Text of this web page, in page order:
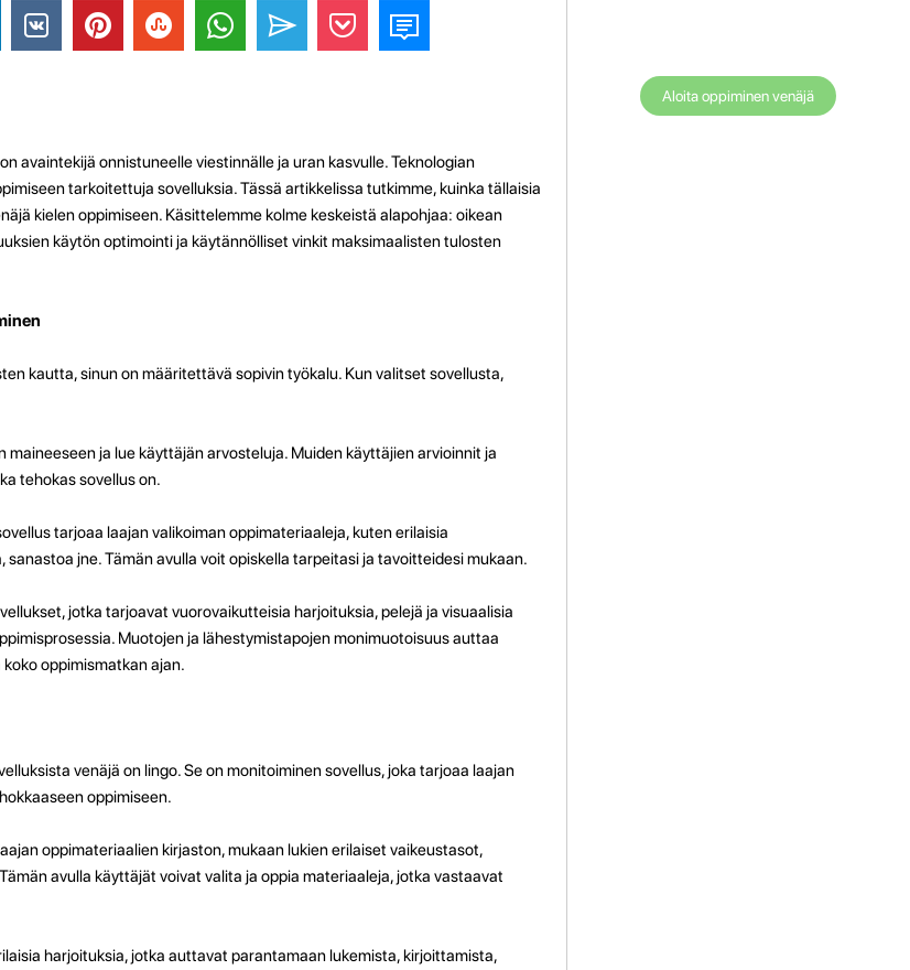
avaintekijä onnistuneelle viestinnälle ja uran kasvulle. Teknologian
tarkoitettuja sovelluksia. Tässä artikkelissa tutkimme, kuinka tällaisia
kielen oppimiseen. Käsittelemme kolme keskeistä alapohjaa: oikean
käytön optimointi ja käytännölliset vinkit maksimaalisten tulosten
kautta, sinun on määritettävä sopivin työkalu. Kun valitset sovellusta,
maineeseen ja lue käyttäjän arvosteluja. Muiden käyttäjien arvioinnit ja
tehokas sovellus on.
tarjoaa laajan valikoiman oppimateriaaleja, kuten erilaisia
jne. Tämän avulla voit opiskella tarpeitasi ja tavoitteidesi mukaan.
jotka tarjoavat vuorovaikutteisia harjoituksia, pelejä ja visuaalisia
Muotojen ja lähestymistapojen monimuotoisuus auttaa
oppimismatkan ajan.
venäjä on lingo. Se on monitoiminen sovellus, joka tarjoaa laajan
oppimiseen.
oppimateriaalien kirjaston, mukaan lukien erilaiset vaikeustasot,
avulla käyttäjät voivat valita ja oppia materiaaleja, jotka vastaavat
​​harjoituksia, jotka auttavat parantamaan lukemista, kirjoittamista,
Aloita oppiminen venäjä